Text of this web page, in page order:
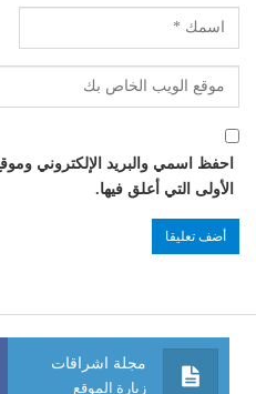
احفظ اسمي والبريد الإلكتروني
الأولى التي أعلق فيها.
مجلة اشراقات
زيارة الموقع